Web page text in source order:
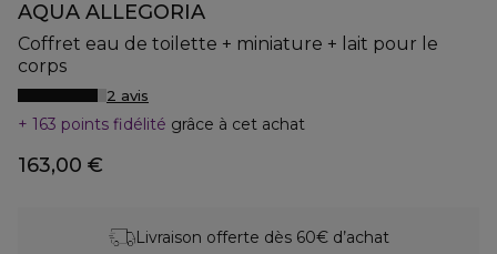
AQUA ALLEGORIA
Coffret eau de toilette + miniature + lait pour le
corps
2 avis
163 points fidélité grâce à cet achat
163,00 €
Livraison offerte dès 60€ d’achat